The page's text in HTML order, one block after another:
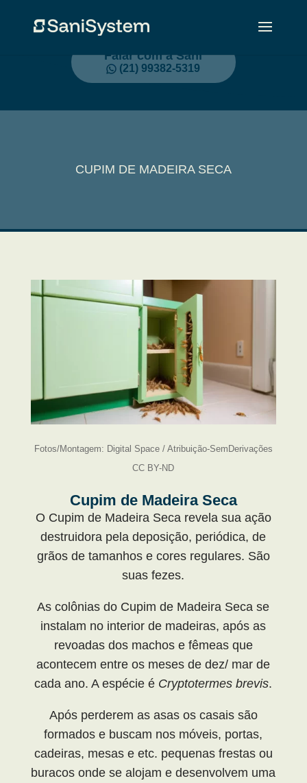
Falar com a Sani
(21) 99382-5319
CUPIM DE MADEIRA SECA
Fotos/Montagem: Digital Space / Atribuição-SemDerivações
CC BY-ND
Cupim de Madeira Seca
O Cupim de Madeira Seca revela sua ação
destruidora pela deposição, periódica, de
grãos de tamanhos e cores regulares. São
suas fezes.
As colônias do Cupim de Madeira Seca se
instalam no interior de madeiras, após as
revoadas dos machos e fêmeas que
acontecem entre os meses de dez/ mar de
cada ano. A espécie é Cryptotermes brevis.
Após perderem as asas os casais são
formados e buscam nos móveis, portas,
cadeiras, mesas e etc. pequenas frestas ou
buracos onde se alojam e desenvolvem uma